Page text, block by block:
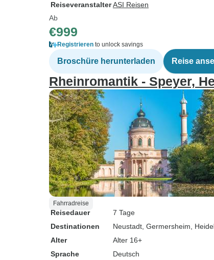
ReiseveranstalterASI Reisen
Ab
€999
Registrieren to unlock savings
Broschüre herunterladen Reise
Rheinromantik - Speyer,
Fahrradreise
Reisedauer
7 Tage
Destinationen
Neustadt , Germersheim ,
Alter
Alter 16+
Sprache
Deutsch